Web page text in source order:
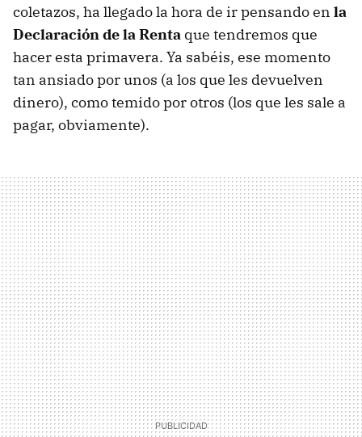
coletazos, ha llegado la hora de ir pensando en la
Declaración de la Renta que tendremos que
hacer esta primavera. Ya sabéis, ese momento
tan ansiado por unos (a los que les devuelven
dinero), como temido por otros (los que les sale a
pagar, obviamente).